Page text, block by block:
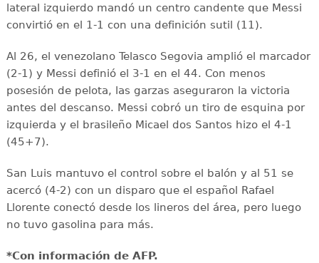
lateral izquierdo mandó un centro candente que Messi
convirtió en el 1-1 con una definición sutil (11).
Al 26, el venezolano Telasco Segovia amplió el marcador
(2-1) y Messi definió el 3-1 en el 44. Con menos
posesión de pelota, las garzas aseguraron la victoria
antes del descanso. Messi cobró un tiro de esquina por
izquierda y el brasileño Micael dos Santos hizo el 4-1
(45+7).
San Luis mantuvo el control sobre el balón y al 51 se
acercó (4-2) con un disparo que el español Rafael
Llorente conectó desde los lineros del área, pero luego
no tuvo gasolina para más.
*Con información de AFP.